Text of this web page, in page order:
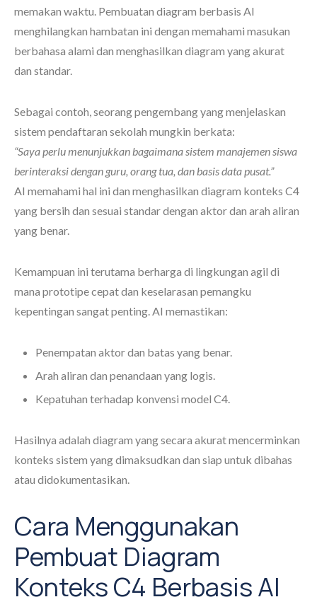
memakan waktu. Pembuatan diagram berbasis AI
menghilangkan hambatan ini dengan memahami masukan
berbahasa alami dan menghasilkan diagram yang akurat
dan standar.
Sebagai contoh, seorang pengembang yang menjelaskan
sistem pendaftaran sekolah mungkin berkata:
“Saya perlu menunjukkan bagaimana sistem manajemen siswa
berinteraksi dengan guru, orang tua, dan basis data pusat.”
AI memahami hal ini dan menghasilkan diagram konteks C4
yang bersih dan sesuai standar dengan aktor dan arah aliran
yang benar.
Kemampuan ini terutama berharga di lingkungan agil di
mana prototipe cepat dan keselarasan pemangku
kepentingan sangat penting. AI memastikan:
Penempatan aktor dan batas yang benar.
Arah aliran dan penandaan yang logis.
Kepatuhan terhadap konvensi model C4.
Hasilnya adalah diagram yang secara akurat mencerminkan
konteks sistem yang dimaksudkan dan siap untuk dibahas
atau didokumentasikan.
Cara Menggunakan
Pembuat Diagram
Konteks C4 Berbasis AI